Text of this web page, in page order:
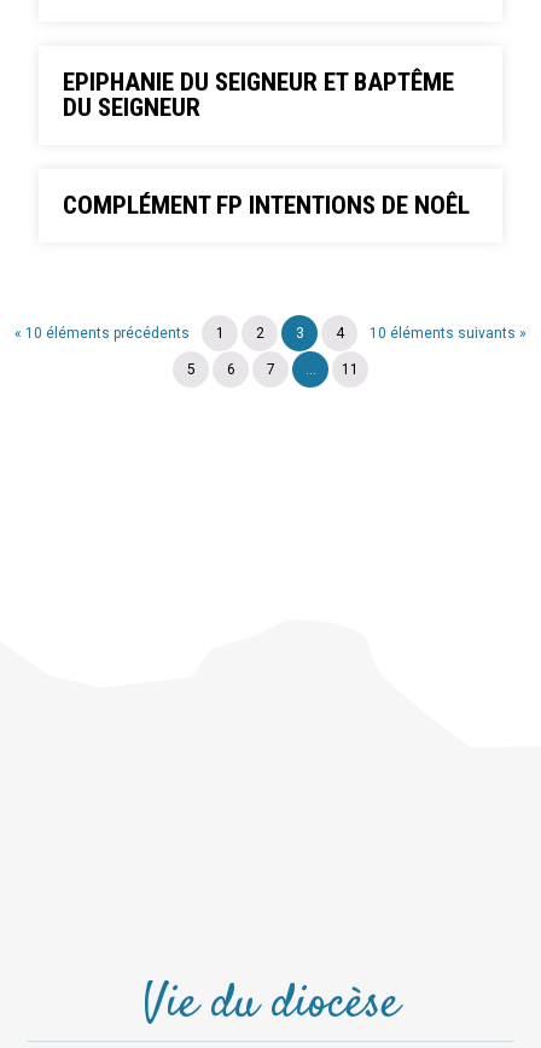
EPIPHANIE DU SEIGNEUR ET BAPTÊME
DU SEIGNEUR
COMPLÉMENT FP INTENTIONS DE NOÊL
« 10 éléments précédents 10 éléments suivants »
1 2 3 4
5 6 7 ... 11
Vie du diocèse